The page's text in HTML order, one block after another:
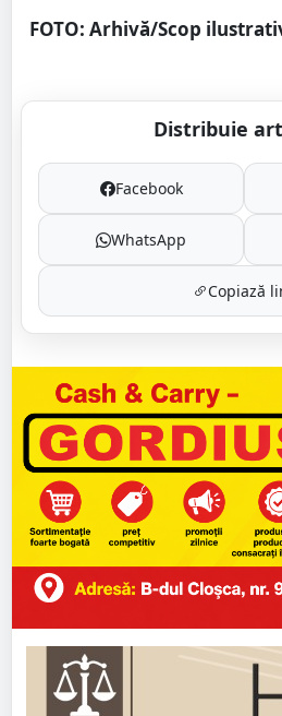
FOTO: Arhivă/Scop
Distribuie
Facebook
WhatsApp
Copiază